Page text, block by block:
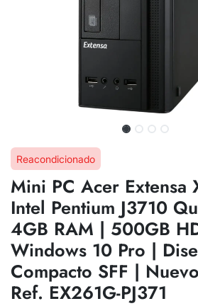
Reacondicionado
Mini PC Acer Extensa
Intel Pentium J3710
4GB RAM | 500GB
Windows 10 Pro |
Compacto SFF |
Ref. EX261G-PJ371